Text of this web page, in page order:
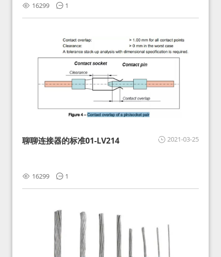
16299 1
2021-03-25
聊聊连接器的标准01-LV214
16299 1